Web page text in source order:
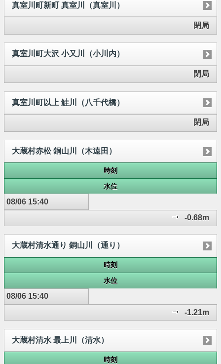
真室川町新町 真室川（真室川）
閉局
真室川町大沢 小又川（小川内）
閉局
真室川町以上 鮭川（八千代橋）
閉局
大蔵村赤松 銅山川（木遠田）
時刻
水位
08/06 15:40
-0.68m
大蔵村清水通り 銅山川（通り）
時刻
水位
08/06 15:40
-1.21m
大蔵村清水 最上川（清水）
時刻